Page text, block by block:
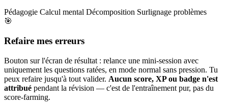
Pédagogie Calcul mental Décomposition Surlignage problèmes
🎯
Refaire mes erreurs
Bouton sur l'écran de résultat : relance une mini-session avec
uniquement les questions ratées, en mode normal sans pression. Tu
peux refaire jusqu'à tout valider. Aucun score, XP ou badge n'est
attribué pendant la révision — c'est de l'entraînement pur, pas du
score-farming.